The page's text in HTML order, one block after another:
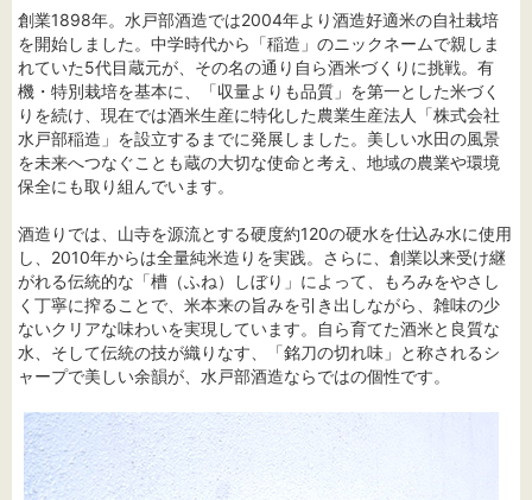
創業1898年。水戸部酒造では2004年より酒造好適米の自社栽培
を開始しました。中学時代から「稲造」のニックネームで親しま
れていた5代目蔵元が、その名の通り自ら酒米づくりに挑戦。有
機・特別栽培を基本に、「収量よりも品質」を第一とした米づく
りを続け、現在では酒米生産に特化した農業生産法人「株式会社
水戸部稲造」を設立するまでに発展しました。美しい水田の風景
を未来へつなぐことも蔵の大切な使命と考え、地域の農業や環境
保全にも取り組んでいます。
酒造りでは、山寺を源流とする硬度約120の硬水を仕込み水に使用
し、2010年からは全量純米造りを実践。さらに、創業以来受け継
がれる伝統的な「槽（ふね）しぼり」によって、もろみをやさし
く丁寧に搾ることで、米本来の旨みを引き出しながら、雑味の少
ないクリアな味わいを実現しています。自ら育てた酒米と良質な
水、そして伝統の技が織りなす、「銘刀の切れ味」と称されるシ
ャープで美しい余韻が、水戸部酒造ならではの個性です。